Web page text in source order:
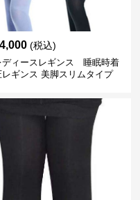
(税込)
ディースレギンス 睡眠時着
レギンス 美脚スリムタイプ